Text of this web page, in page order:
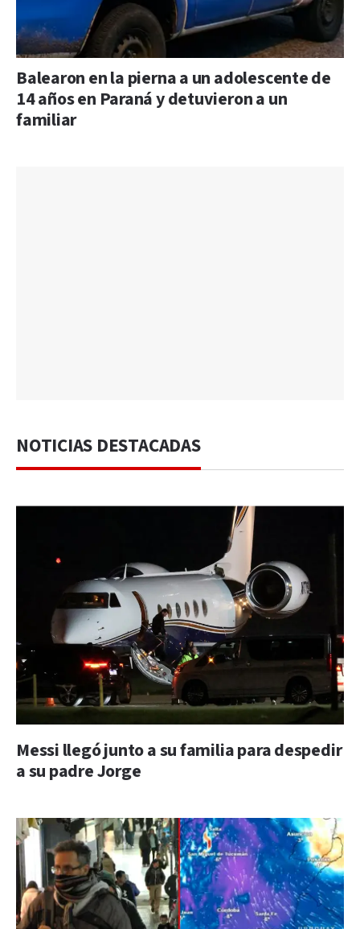
Balearon en la pierna a un adolescente de
14 años en Paraná y detuvieron a un
familiar
NOTICIAS DESTACADAS
Messi llegó junto a su familia para despedir
a su padre Jorge